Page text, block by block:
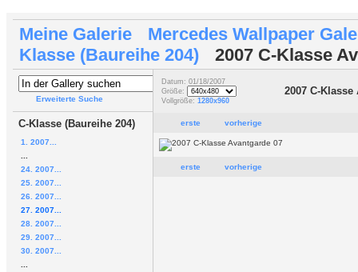
Meine Galerie
Mercedes Wallpaper
Klasse (Baureihe 204)
2007 C-Klasse
Erweiterte Suche
C-Klasse (Baureihe 204)
1. 2007...
24. 2007...
25. 2007...
26. 2007...
27. 2007...
28. 2007...
29. 2007...
30. 2007...
Datum: 01/18/2007
Größe:
Vollgröße: 1280x960
2007 C-Klasse
erste vorherige
erste vorherige